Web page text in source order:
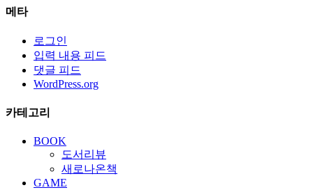
메타
로그인
입력 내용 피드
댓글 피드
WordPress.org
카테고리
BOOK
도서리뷰
새로나온책
GAME